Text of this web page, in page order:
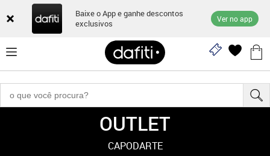
Baixe o App e ganhe descontos
exclusivos
Ver no app
OUTLET
CAPODARTE